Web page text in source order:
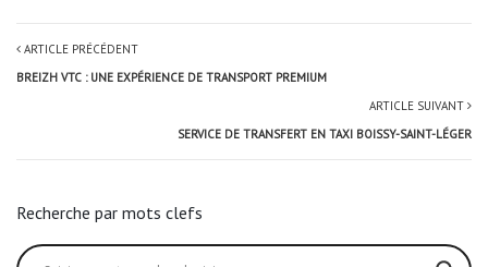
ARTICLE PRÉCÉDENT
BREIZH VTC : UNE EXPÉRIENCE DE TRANSPORT PREMIUM
ARTICLE SUIVANT
SERVICE DE TRANSFERT EN TAXI BOISSY-SAINT-LÉGER
Recherche par mots clefs